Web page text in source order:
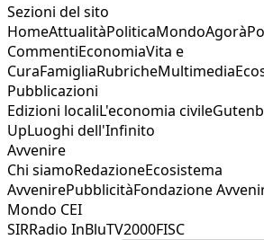
Sezioni del sito
HomeAttualitàPoliticaMondoAgorà
CommentiEconomiaVita e
CuraFamigliaRubricheMultimedia
Pubblicazioni
Edizioni localiL'economia civile
UpLuoghi dell'Infinito
Avvenire
Chi siamoRedazioneEcosistema
AvvenirePubblicitàFondazione
Mondo CEI
SIRRadio InBluTV2000FISC